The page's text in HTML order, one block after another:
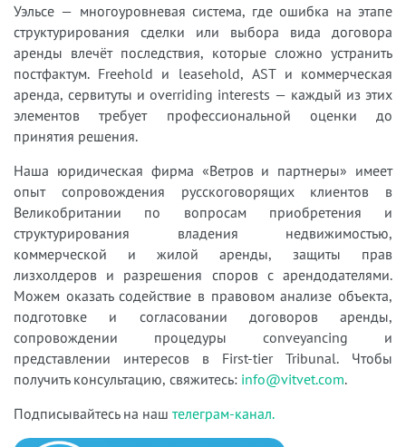
Уэльсе — многоуровневая система, где ошибка на этапе
структурирования сделки или выбора вида договора
аренды влечёт последствия, которые сложно устранить
постфактум. Freehold и leasehold, AST и коммерческая
аренда, сервитуты и overriding interests — каждый из этих
элементов требует профессиональной оценки до
принятия решения.
Наша юридическая фирма «Ветров и партнеры» имеет
опыт сопровождения русскоговорящих клиентов в
Великобритании по вопросам приобретения и
структурирования владения недвижимостью,
коммерческой и жилой аренды, защиты прав
лизхолдеров и разрешения споров с арендодателями.
Можем оказать содействие в правовом анализе объекта,
подготовке и согласовании договоров аренды,
сопровождении процедуры conveyancing и
представлении интересов в First-tier Tribunal. Чтобы
получить консультацию, свяжитесь: info@vitvet.com.
Подписывайтесь на наш телеграм-канал.